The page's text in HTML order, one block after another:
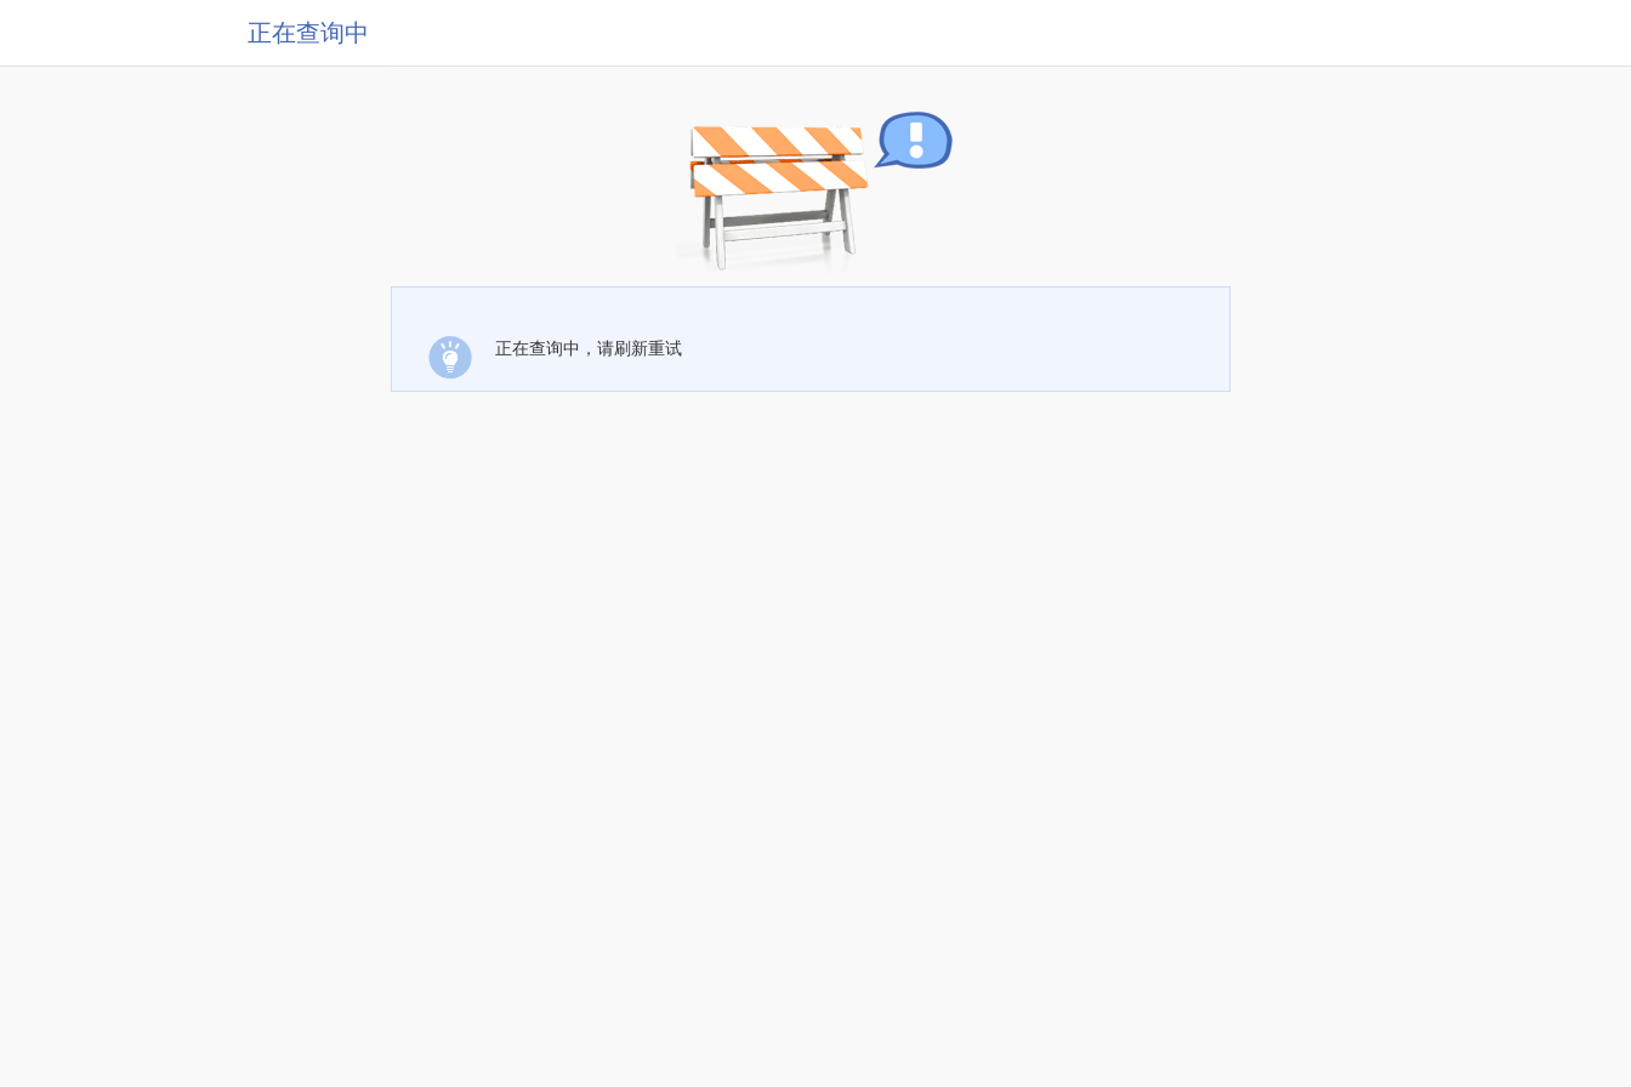
正在查询中
正在查询中，请刷新重试